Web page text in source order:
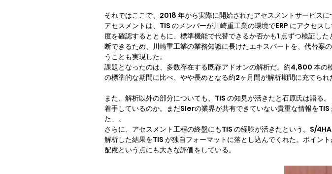
それではここで、2018 年から実際に開始されたアセスメントサービスに
アセスメントは、TIS のメンバーが川崎重工業の環境でERP にアクセ
度を確認するとともに、標準機能で代替できるか否かも1 点ずつ検証し
断できるため、川崎重工業の業務知識に長けたエキスパートを、代替案
うことも実現した。
課題となったのは、多数存在する既存アドオンの解析だ。約4,800 本
の標準的な期間に比べ、やや長めとなる約2ヶ月間が解析期間に充てられ
また、解析以外の部分についても、TIS の知見が活きたと石原氏は語る
着手しているのか。まだSIerの業界が共有できていない貴重な情報を
た」。
さらに、アセスメント工程の終盤にもTIS の経験が活きたという。S/
解析した結果をTIS が独自フォーマットに落とし込んでくれた。ポイン
配慮という点にも大きな評価をしている。